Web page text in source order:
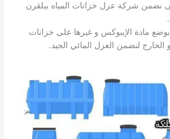
نضمن شركة عزل خزانات المياه ببلقرن
بوضع مادة الإيبوكس و غيرها على خزانات
الخارج لنضمن العزل المائي الجيد.